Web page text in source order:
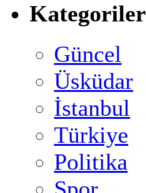
Kategoriler
Güncel
Üsküdar
İstanbul
Türkiye
Politika